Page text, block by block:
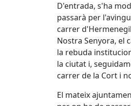
D'entrada, s'ha
passarà per
carrer
Nostra Senyora, el
la rebuda
la ciutat i,
carrer de la Cort i
El mateix